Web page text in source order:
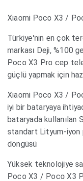
Xiaomi Poco X3 /
Türkiye'nin en çok
markası Deji, %100
Poco X3 Pro cep
güçlü yapmak için
Xiaomi Poco X3 /
iyi bir bataryaya
bataryada kullanılan
standart Lityum-iyon
döngüsü
Yüksek teknolojiye
Poco X3 / Poco X3